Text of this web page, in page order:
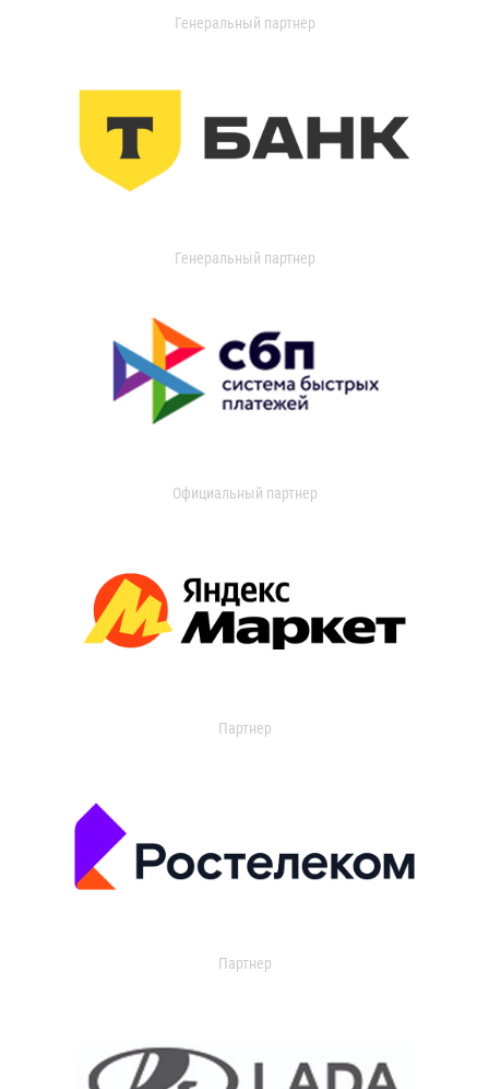
Генеральный партнер
Генеральный партнер
Официальный партнер
Партнер
Партнер